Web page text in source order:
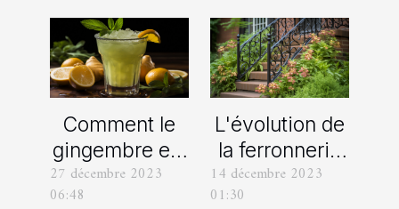
Rhône
Comment le
gingembre est
devenu un
ingrédient clé
27 décembre 2023
06:48
L'évolution de
la ferronnerie
d'art à travers
les siècles
14 décembre 2023
01:30